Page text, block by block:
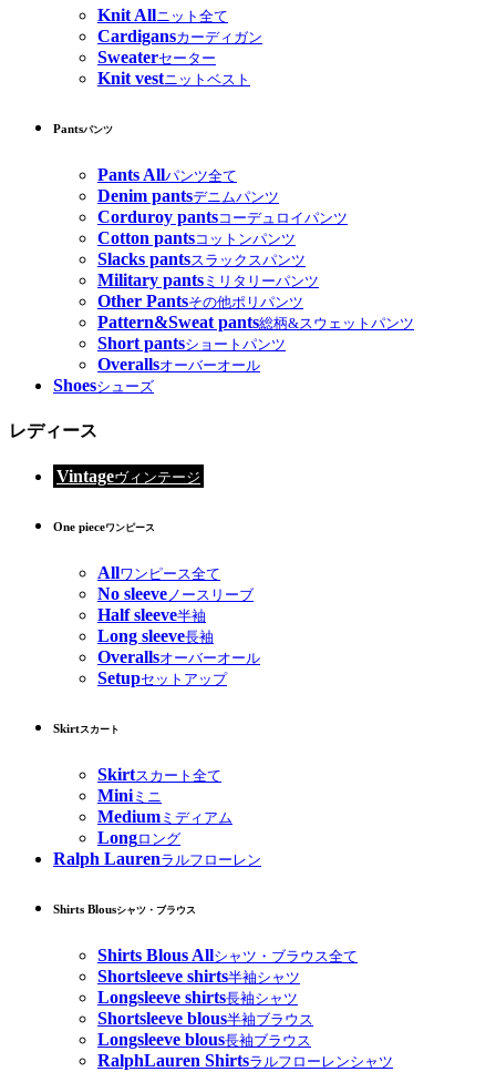
Knit Allニット全て
Cardigansカーディガン
Sweaterセーター
Knit vestニットベスト
Pantsパンツ
Pants Allパンツ全て
Denim pantsデニムパンツ
Corduroy pantsコーデュロイパンツ
Cotton pantsコットンパンツ
Slacks pantsスラックスパンツ
Military pants ミリタリーパンツ
Other Pantsその他ポリパンツ
Pattern&Sweat pants総柄&スウェットパンツ
Short pantsショートパンツ
Overallsオーバーオール
Shoesシューズ
レディース
Vintageヴィンテージ
One pieceワンピース
Allワンピース全て
No sleeveノースリーブ
Half sleeve半袖
Long sleeve長袖
Overallsオーバーオール
Setupセットアップ
Skirtスカート
Skirtスカート全て
Miniミニ
Medium ミディアム
Longロング
Ralph Laurenラルフローレン
Shirts Blousシャツ・ブラウス
Shirts Blous Allシャツ・ブラウス全て
Shortsleeve shirts半袖シャツ
Longsleeve shirts長袖シャツ
Shortsleeve blous半袖ブラウス
Longsleeve blous長袖ブラウス
RalphLauren Shirtsラルフローレンシャツ